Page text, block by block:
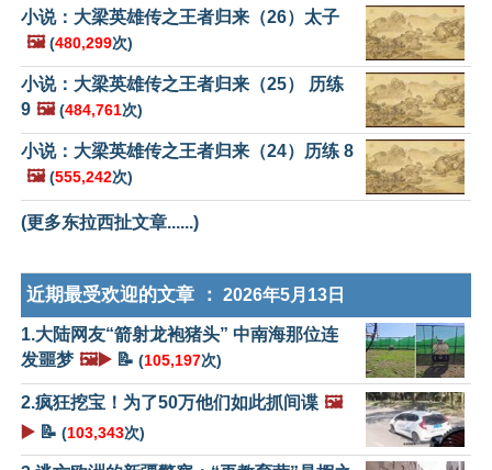
小说：大梁英雄传之王者归来（26）太子
🖼️ (480,299次)
小说：大梁英雄传之王者归来（25） 历练
9 🖼️ (484,761次)
小说：大梁英雄传之王者归来（24）历练 8
🖼️ (555,242次)
(更多东拉西扯文章......)
近期最受欢迎的文章 ： 2026年5月13日
1.大陆网友“箭射龙袍猪头” 中南海那位连
发噩梦 🖼️▶️ 📝 (105,197次)
2.疯狂挖宝！为了50万他们如此抓间谍 🖼️
▶️ 📝 (103,343次)